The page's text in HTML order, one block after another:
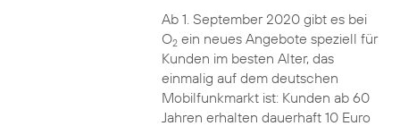
Ab 1. September 2020 gibt es bei
O2ein neues Angebote speziell für
Kunden im besten Alter, das
einmalig auf dem deutschen
Mobilfunkmarkt ist: Kunden ab 60
Jahren erhalten dauerhaft 10 Euro